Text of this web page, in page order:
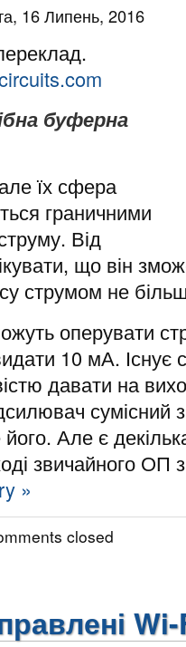
16 Липень, 2016
буферна
їх сфера
граничними
Від
що він
струмом не
оперувати
10 мА. Існує
давати на
Але є
звичайного ОП
»
closed